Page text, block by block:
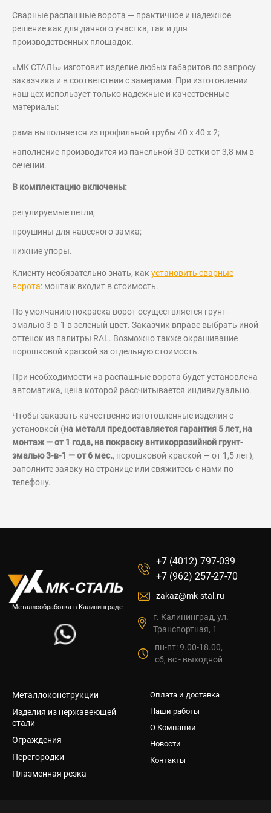
Сварные распашные ворота — практичное и надежное
решение как для дачного участка, так и для
производственных площадок.
«МК СТАЛЬ» изготовит изделие любых габаритов по запросу
заказчика и в соответствии с замерами. При изготовлении
наш цех использует только надежные и качественные
материалы:
рама выполняется из профильной трубы 40 х 40 х 2;
наполнение производится из панельной 3D-сетки от 3,8 мм в
сечении.
В комплектацию включены:
регулируемые петли;
проушины для навесного замка;
нижние упоры.
Клиенту необязательно знать, как установить сварные
ворота: монтаж входит в стоимость.
По умолчанию покраска ворот осуществляется грунт-
эмалью 3-в-1 в зеленый цвет. Заказчик вправе выбрать иной
оттенок из палитры RAL. Возможно также окрашивание
порошковой краской за отдельную стоимость.
При необходимости на распашные ворота будет установлена
автоматика, цена которой рассчитывается индивидуально.
Чтобы заказать качественно изготовленные изделия с
установкой (на металл предоставляется гарантия 5 лет, на
монтаж — от 1 года, на покраску антикоррозийной грунт-
эмалью 3-в-1 — от 6 мес., порошковой краской — от 1,5 лет),
заполните заявку на странице или свяжитесь с нами по
телефону.
Металлообработка в Калининграде
Металлоконструкции
Изделия из нержавеющей
стали
Ограждения
Перегородки
Плазменная резка
Оплата и доставка
Наши работы
О Компании
Новости
Контакты
+7 (4012) 797-039
+7 (962) 257-27-70
zakaz@mk-stal.ru
г. Калининград, ул.
Транспортная, 1
пн-пт: 9.00-18.00,
сб, вс - выходной